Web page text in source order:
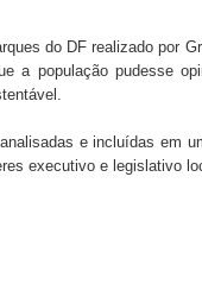
do DF realizado por
a população pudesse
e incluídas em
executivo e legislativo